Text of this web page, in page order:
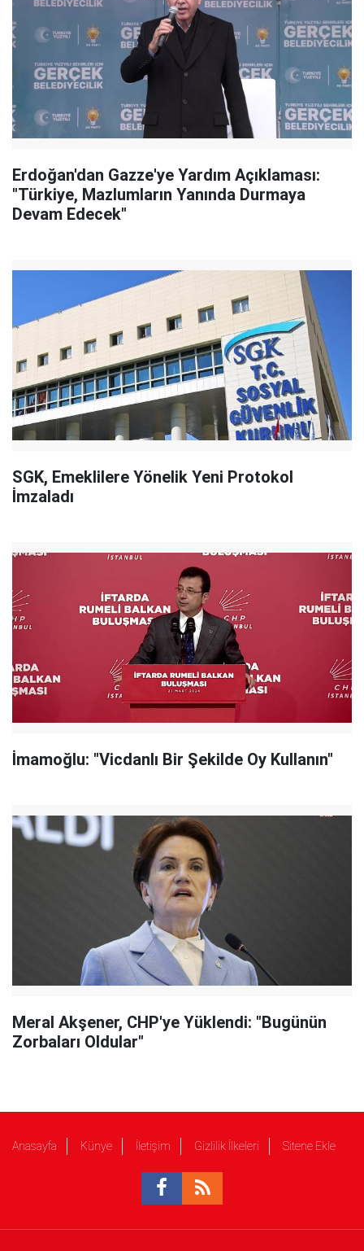
Erdoğan'dan Gazze'ye Yardım Açıklaması:
"Türkiye, Mazlumların Yanında Durmaya
Devam Edecek"
SGK, Emeklilere Yönelik Yeni Protokol
İmzaladı
İmamoğlu: "Vicdanlı Bir Şekilde Oy Kullanın"
Meral Akşener, CHP'ye Yüklendi: "Bugünün
Zorbaları Oldular"
Anasayfa Künye İletişim Gizlilik İlkeleri Sitene Ekle